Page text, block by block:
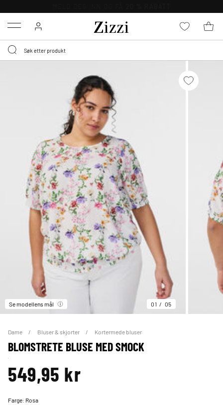
Menu
Se modellens mål 01 05
Dame Bluser & skjorter Kortermede bluser
BLOMSTRETE BLUSE MED SMOCK
549,95 kr
Farge: Rosa